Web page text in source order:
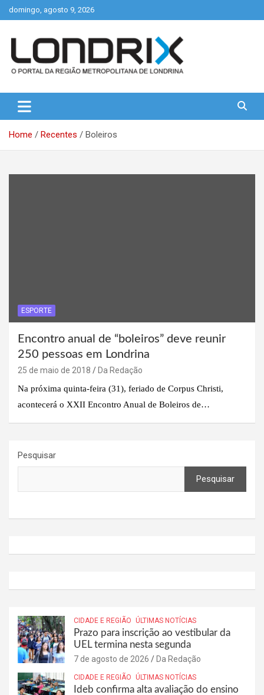
Skip
to
domingo, agosto 9, 2026
Londrix
Home Recentes Boleiros
ESPORTE
Encontro anual de “boleiros” deve reunir
250 pessoas em Londrina
25 de maio de 2018
Da Redação
Na próxima quinta-feira (31), feriado de Corpus Christi,
acontecerá o XXII Encontro Anual de Boleiros de…
Pesquisar
Pesquisar
CIDADE E REGIÃO ÚLTIMAS NOTÍCIAS
Prazo para inscrição ao vestibular da
UEL termina nesta segunda
7 de agosto de 2026 Da Redação
CIDADE E REGIÃO ÚLTIMAS NOTÍCIAS
Ideb confirma alta avaliação do ensino